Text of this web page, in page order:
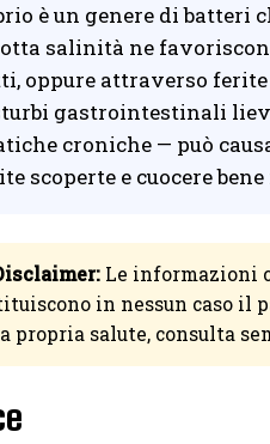
è un genere di batteri
salinità ne
oppure attraverso
gastrointestinali
croniche — può
scoperte e cuocere
Le informazioni
in nessun caso il
propria salute, consulta